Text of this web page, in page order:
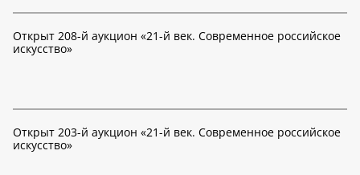
Открыт 208-й аукцион «21-й век. Современное российское
искусство»
Открыт 203-й аукцион «21-й век. Современное российское
искусство»